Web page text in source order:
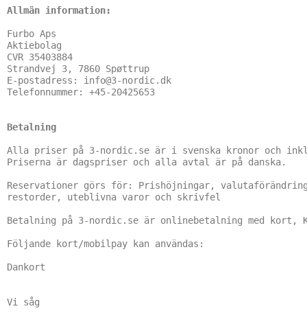
Allmän information:
Furbo Aps
Aktiebolag
CVR 35403884
Strandvej 3, 7860 Spøttrup
E-postadress: info@3-nordic.dk
Telefonnummer: +45-20425653
Betalning
Alla priser på 3-nordic.se är i svenska kronor och
Priserna är dagspriser och alla avtal är på danska.
Reservationer görs för: Prishöjningar,
restorder, uteblivna varor och skrivfel
Betalning på 3-nordic.se är onlinebetalning med kort,
Följande kort/mobilpay kan användas:
Dankort
Vi såg